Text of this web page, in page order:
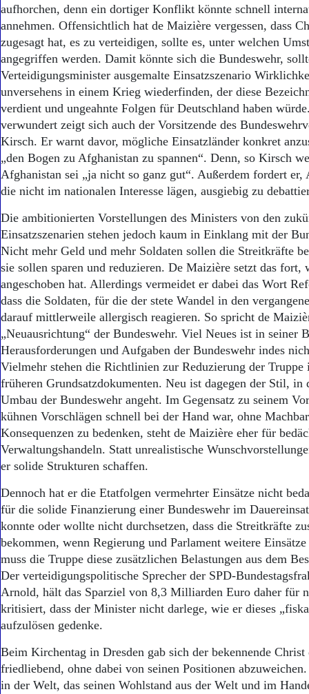
aufhorchen, denn ein dortiger Konflikt könnte schnell
annehmen. Offensichtlich hat de Maizière vergessen, dass
zugesagt hat, es zu verteidigen, sollte es, unter welchen
angegriffen werden. Damit könnte sich die Bundeswehr,
Verteidigungsminister ausgemalte Einsatzszenario
unversehens in einem Krieg wiederfinden, der diese
verdient und ungeahnte Folgen für Deutschland haben
verwundert zeigt sich auch der Vorsitzende des
Kirsch. Er warnt davor, mögliche Einsatzländer konkret
„den Bogen zu Afghanistan zu spannen“. Denn, so Kirsch
Afghanistan sei „ja nicht so ganz gut“. Außerdem fordert er,
die nicht im nationalen Interesse lägen, ausgiebig zu
Die ambitionierten Vorstellungen des Ministers von den
Einsatzszenarien stehen jedoch kaum in Einklang mit der
Nicht mehr Geld und mehr Soldaten sollen die Streitkräfte
sie sollen sparen und reduzieren. De Maizière setzt das fort,
angeschoben hat. Allerdings vermeidet er dabei das Wort
dass die Soldaten, für die der stete Wandel in den
darauf mittlerweile allergisch reagieren. So spricht de
„Neuausrichtung“ der Bundeswehr. Viel Neues ist in seiner
Herausforderungen und Aufgaben der Bundeswehr indes
Vielmehr stehen die Richtlinien zur Reduzierung der
früheren Grundsatzdokumenten. Neu ist dagegen der Stil, in
Umbau der Bundeswehr angeht. Im Gegensatz zu seinem
kühnen Vorschlägen schnell bei der Hand war, ohne
Konsequenzen zu bedenken, steht de Maizière eher für
Verwaltungshandeln. Statt unrealistische
er solide Strukturen schaffen.
Dennoch hat er die Etatfolgen vermehrter Einsätze nicht
für die solide Finanzierung einer Bundeswehr im
konnte oder wollte nicht durchsetzen, dass die Streitkräfte
bekommen, wenn Regierung und Parlament weitere
muss die Truppe diese zusätzlichen Belastungen aus dem
Der verteidigungspolitische Sprecher der SPD-
Arnold, hält das Sparziel von 8,3 Milliarden Euro daher für
kritisiert, dass der Minister nicht darlege, wie er dieses
aufzulösen gedenke.
Beim Kirchentag in Dresden gab sich der bekennende
friedliebend, ohne dabei von seinen Positionen
in der Welt, das seinen Wohlstand aus der Welt und im